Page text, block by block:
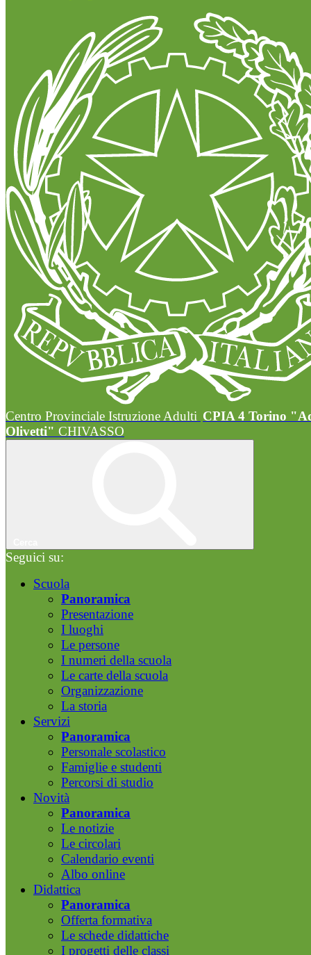
Centro Provinciale Istruzione Adulti CPIA 4 Torino
Olivetti" CHIVASSO
Seguici su:
Scuola
Panoramica
Presentazione
I luoghi
Le persone
I numeri della scuola
Le carte della scuola
Organizzazione
La storia
Servizi
Panoramica
Personale scolastico
Famiglie e studenti
Percorsi di studio
Novità
Panoramica
Le notizie
Le circolari
Calendario eventi
Albo online
Didattica
Panoramica
Offerta formativa
Le schede didattiche
I progetti delle classi